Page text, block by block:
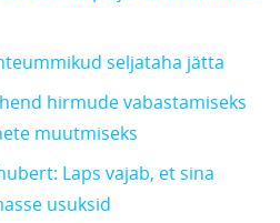
seljataha jätta
hirmude vabastamiseks
muutmiseks
Laps vajab, et sina
usuksid